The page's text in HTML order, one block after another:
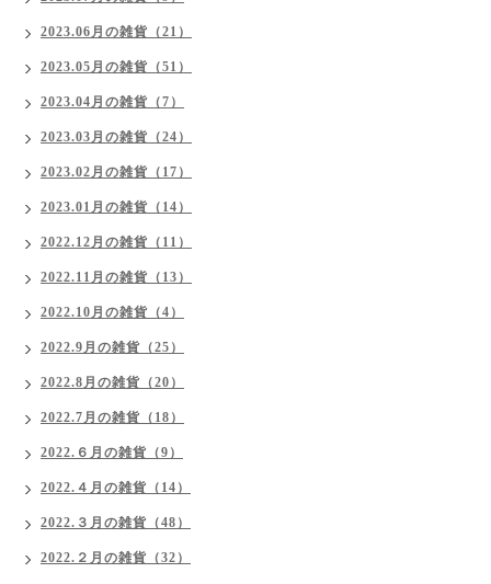
2023.06月の雑貨（21）
2023.05月の雑貨（51）
2023.04月の雑貨（7）
2023.03月の雑貨（24）
2023.02月の雑貨（17）
2023.01月の雑貨（14）
2022.12月の雑貨（11）
2022.11月の雑貨（13）
2022.10月の雑貨（4）
2022.9月の雑貨（25）
2022.8月の雑貨（20）
2022.7月の雑貨（18）
2022.６月の雑貨（9）
2022.４月の雑貨（14）
2022.３月の雑貨（48）
2022.２月の雑貨（32）